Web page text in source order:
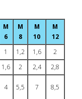
M
6
M
8
M
10
M
12
1 1,2 1,6
2
1,6 2 2,4
2,8
4 5,5 7 8,5